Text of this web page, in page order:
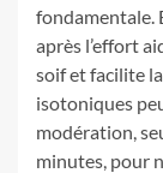
fondamentale.
après l’effort
soif et facilite
isotoniques
modération,
minutes, pour